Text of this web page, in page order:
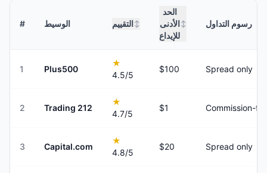
# الوسيط التقييم ↕
الحد
الأدنى
للإيداع
↕ رسوم التداول
1 Plus500
★
4.5/5
$100 Spread only
2 Trading 212
★
4.7/5
$1 Commission-
3 Capital.com
★
4.8/5
$20 Spread only